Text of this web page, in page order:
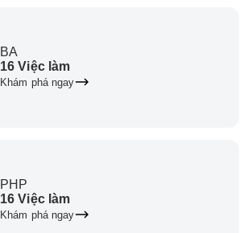
BA
16 Việc làm
Khám phá ngay
PHP
16 Việc làm
Khám phá ngay